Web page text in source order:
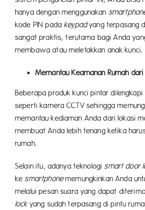
hanya dengan menggunakan
kode PIN padakeypadyang terpasang
sangat praktis, terutama bagi Anda
membawa atau meletakkan anak kunci.
Memantau Keamanan Rumah dari
Beberapa produk kunci pintar
seperti kamera CCTV sehingga
memantau kediaman Anda dari lokasi
membuat Anda lebih tenang ketika
rumah.
Selain itu, adanya teknologismart door
kesmartphonememungkinkan Anda
melalui pesan suara yang dapat
lockyang sudah terpasang di pintu